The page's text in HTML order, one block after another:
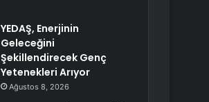
YEDAŞ, Enerjinin
Geleceğini
Şekillendirecek Genç
Yetenekleri Arıyor
Ağustos 8, 2026